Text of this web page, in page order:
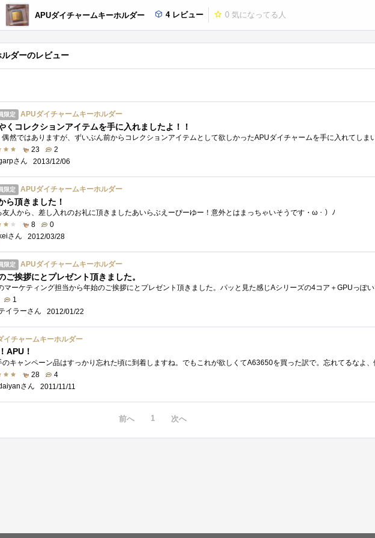
APUダイチャームキーホルダー 4 レビュー 0 気になってる人
ダーのレビュー
限定 APUダイチャームキーホルダー
くコレクションアイテムを手に入れましたよ！！
23
2
さん
2013/12/06
限定 APUダイチャームキーホルダー
ら頂きました！
友人から、差し入れのお礼に頂きましたあいらぶえーぴーゆー！意外とはまっちゃいそうです・ω・）ﾉ
8
0
さん
2012/03/28
限定 APUダイチャームキーホルダー
ご挨拶にとプレゼント頂きました。
1
イラーさん
2012/01/22
イチャームキーホルダー
APU！
28
4
さん
2011/11/11
前へ 1 次へ